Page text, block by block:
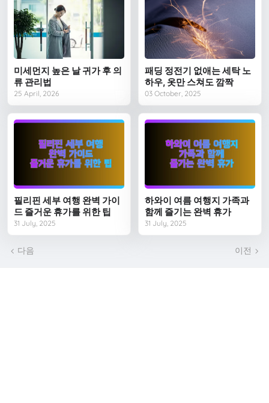
미세먼지 높은 날 귀가 후 의
류 관리법
25 April, 2026
패딩 정전기 없애는 세탁 노
하우, 옷만 스쳐도 깜짝
03 October, 2025
필리핀 세부 여행 완벽 가이
드 즐거운 휴가를 위한 팁
31 July, 2025
하와이 여름 여행지 가족과
함께 즐기는 완벽 휴가
31 July, 2025
다음 이전